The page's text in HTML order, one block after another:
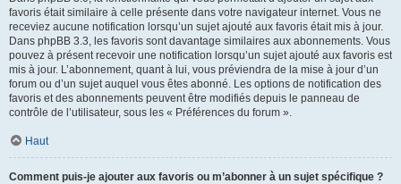
favoris était similaire à celle présente dans votre navigateur internet. Vous ne
receviez aucune notification lorsqu’un sujet ajouté aux favoris était mis à jour.
Dans phpBB 3.3, les favoris sont davantage similaires aux abonnements. Vous
pouvez à présent recevoir une notification lorsqu’un sujet ajouté aux favoris est
mis à jour. L’abonnement, quant à lui, vous préviendra de la mise à jour d’un
forum ou d’un sujet auquel vous êtes abonné. Les options de notification des
favoris et des abonnements peuvent être modifiés depuis le panneau de
contrôle de l’utilisateur, sous les « Préférences du forum ».
Haut
Comment puis-je ajouter aux favoris ou m’abonner à un sujet spécifique ?